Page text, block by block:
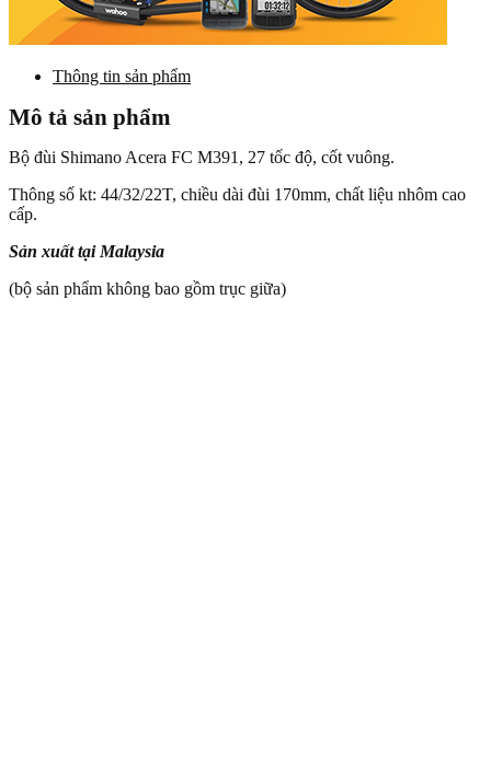
Thông tin sản phẩm
Mô tả sản phẩm
Bộ đùi Shimano Acera FC M391, 27 tốc độ, cốt vuông.
Thông số kt: 44/32/22T, chiều dài đùi 170mm, chất liệu nhôm cao
cấp.
Sản xuất tại Malaysia
(bộ sản phẩm không bao gồm trục giữa)